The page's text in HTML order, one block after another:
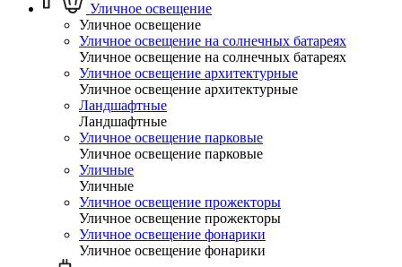
Уличное освещение
Уличное освещение
Уличное освещение на солнечных батареях
Уличное освещение на солнечных батареях
Уличное освещение архитектурные
Уличное освещение архитектурные
Ландшафтные
Ландшафтные
Уличное освещение парковые
Уличное освещение парковые
Уличные
Уличные
Уличное освещение прожекторы
Уличное освещение прожекторы
Уличное освещение фонарики
Уличное освещение фонарики